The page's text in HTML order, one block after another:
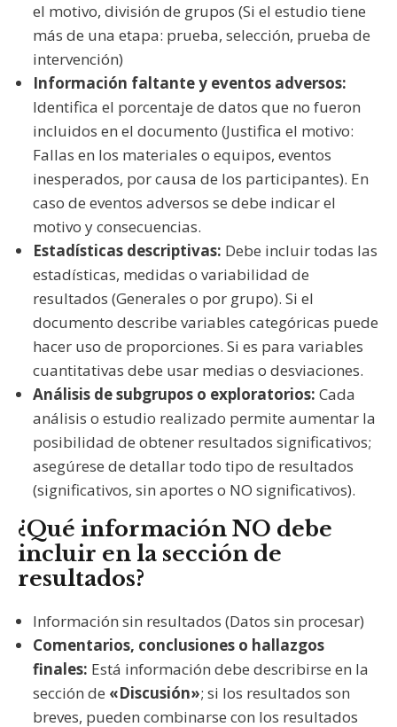
el motivo, división de grupos (Si el estudio tiene
más de una etapa: prueba, selección, prueba de
intervención)
Información faltante y eventos adversos:
Identifica el porcentaje de datos que no fueron
incluidos en el documento (Justifica el motivo:
Fallas en los materiales o equipos, eventos
inesperados, por causa de los participantes). En
caso de eventos adversos se debe indicar el
motivo y consecuencias.
Estadísticas descriptivas: Debe incluir todas las
estadísticas, medidas o variabilidad de
resultados (Generales o por grupo). Si el
documento describe variables categóricas puede
hacer uso de proporciones. Si es para variables
cuantitativas debe usar medias o desviaciones.
Análisis de subgrupos o exploratorios: Cada
análisis o estudio realizado permite aumentar la
posibilidad de obtener resultados significativos;
asegúrese de detallar todo tipo de resultados
(significativos, sin aportes o NO significativos).
¿Qué información NO debe
incluir en la sección de
resultados?
Información sin resultados (Datos sin procesar)
Comentarios, conclusiones o hallazgos
finales: Está información debe describirse en la
sección de «Discusión»; si los resultados son
breves, pueden combinarse con los resultados